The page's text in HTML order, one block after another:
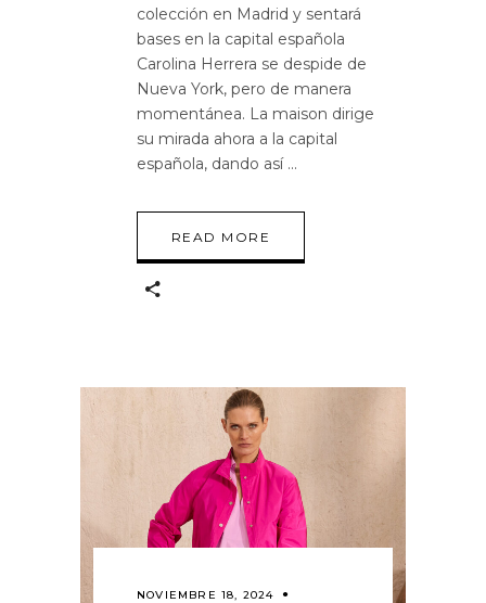
colección en Madrid y sentará
bases en la capital española
Carolina Herrera se despide de
Nueva York, pero de manera
momentánea. La maison dirige
su mirada ahora a la capital
española, dando así
READ MORE
NOVIEMBRE 18, 2024